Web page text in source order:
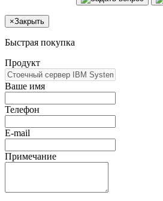
×Закрыть
Быстрая покупка
Продукт
Ваше имя
Телефон
E-mail
Примечание